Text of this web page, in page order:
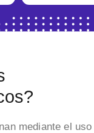
mediante el uso